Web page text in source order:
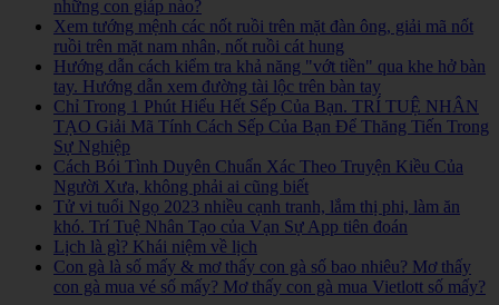
những con giáp nào?
Xem tướng mệnh các nốt ruồi trên mặt đàn ông, giải mã nốt
ruồi trên mặt nam nhân, nốt ruồi cát hung
Hướng dẫn cách kiểm tra khả năng "vớt tiền" qua khe hở bàn
tay. Hướng dẫn xem đường tài lộc trên bàn tay
Chỉ Trong 1 Phút Hiểu Hết Sếp Của Bạn. TRÍ TUỆ NHÂN
TẠO Giải Mã Tính Cách Sếp Của Bạn Để Thăng Tiến Trong
Sự Nghiệp
Cách Bói Tình Duyên Chuẩn Xác Theo Truyện Kiều Của
Người Xưa, không phải ai cũng biết
Tử vi tuổi Ngọ 2023 nhiều cạnh tranh, lắm thị phi, làm ăn
khó. Trí Tuệ Nhân Tạo của Vạn Sự App tiên đoán
Lịch là gì? Khái niệm về lịch
Con gà là số mấy & mơ thấy con gà số bao nhiêu? Mơ thấy
con gà mua vé số mấy? Mơ thấy con gà mua Vietlott số mấy?